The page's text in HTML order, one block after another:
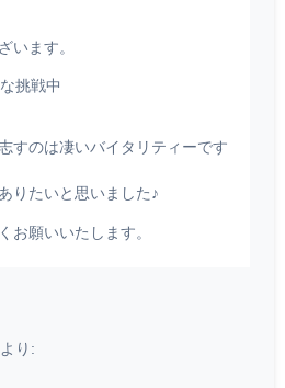
います。
挑戦中
すのは凄いバイタリティーです
りたいと思いました♪
お願いいたします。
より: